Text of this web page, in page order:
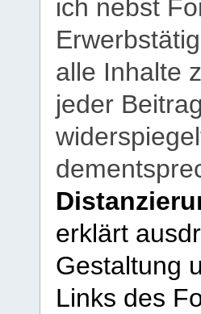
ich nebst
alle Inhalte
jeder
erklärt
Gestaltung
Links des